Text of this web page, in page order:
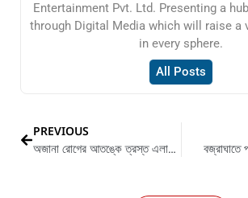
Entertainment Pvt. Ltd. Presenting a
through Digital Media which will raise a
in every sphere.
All Posts
PREVIOUS
অজানা রোগের আতঙ্কে ত্রস্ত এলাকাবাসী বজ্রাঘাতে